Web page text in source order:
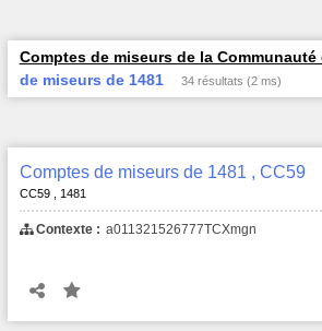
Comptes de miseurs de la Communauté
de miseurs de 1481
34 résultats (2 ms)
Comptes de miseurs de 1481 , CC59
CC59 , 1481
Contexte : a011321526777TCXmgn